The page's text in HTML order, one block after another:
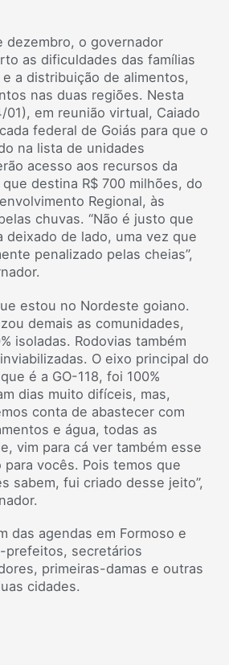
dezembro, o governador
as dificuldades das famílias
a distribuição de alimentos,
nas duas regiões. Nesta
em reunião virtual, Caiado
federal de Goiás para que o
na lista de unidades
acesso aos recursos da
destina R$ 700 milhões, do
Regional, às
chuvas. “Não é justo que
deixado de lado, uma vez que
penalizado pelas cheias”,
estou no Nordeste goiano.
demais as comunidades,
isoladas. Rodovias também
O eixo principal do
é a GO-118, foi 100%
dias muito difíceis, mas,
conta de abastecer com
e água, todas as
vim para cá ver também esse
vocês. Pois temos que
sabem, fui criado desse jeito”,
das agendas em Formoso e
prefeitos, secretários
primeiras-damas e outras
cidades.